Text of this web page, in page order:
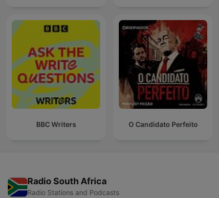
BBC Writers O Candidato Perfeito
Radio South Africa
Radio Stations and Podcasts